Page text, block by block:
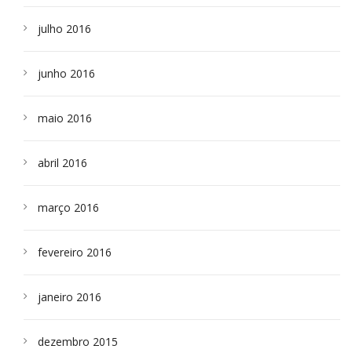
julho 2016
junho 2016
maio 2016
abril 2016
março 2016
fevereiro 2016
janeiro 2016
dezembro 2015